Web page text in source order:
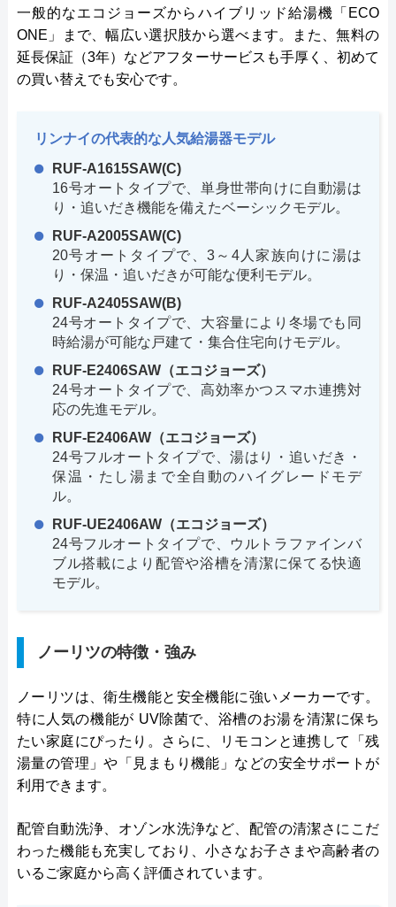
一般的なエコジョーズからハイブリッド給湯機「ECO
ONE」まで、幅広い選択肢から選べます。また、無料の
延長保証（3年）などアフターサービスも手厚く、初めて
の買い替えでも安心です。
リンナイの代表的な人気給湯器モデル
RUF-A1615SAW(C)
16号オートタイプで、単身世帯向けに自動湯は
り・追いだき機能を備えたベーシックモデル。
RUF-A2005SAW(C)
20号オートタイプで、3～4人家族向けに湯は
り・保温・追いだきが可能な便利モデル。
RUF-A2405SAW(B)
24号オートタイプで、大容量により冬場でも同
時給湯が可能な戸建て・集合住宅向けモデル。
RUF-E2406SAW（エコジョーズ）
24号オートタイプで、高効率かつスマホ連携対
応の先進モデル。
RUF-E2406AW（エコジョーズ）
24号フルオートタイプで、湯はり・追いだき・
保温・たし湯まで全自動のハイグレードモデ
ル。
RUF-UE2406AW（エコジョーズ）
24号フルオートタイプで、ウルトラファインバ
ブル搭載により配管や浴槽を清潔に保てる快適
モデル。
ノーリツの特徴・強み
ノーリツは、衛生機能と安全機能に強いメーカーです。
特に人気の機能が UV除菌で、浴槽のお湯を清潔に保ち
たい家庭にぴったり。さらに、リモコンと連携して「残
湯量の管理」や「見まもり機能」などの安全サポートが
利用できます。
配管自動洗浄、オゾン水洗浄など、配管の清潔さにこだ
わった機能も充実しており、小さなお子さまや高齢者の
いるご家庭から高く評価されています。